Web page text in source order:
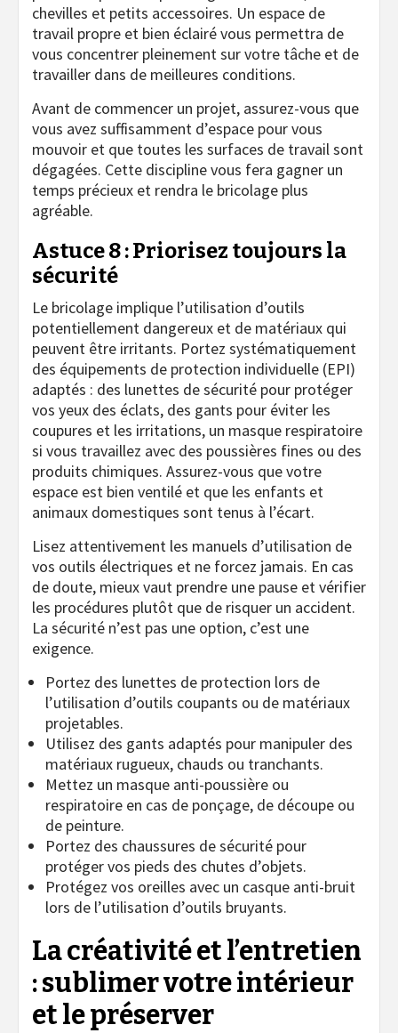
chevilles et petits accessoires. Un espace de
travail propre et bien éclairé vous permettra de
vous concentrer pleinement sur votre tâche et de
travailler dans de meilleures conditions.
Avant de commencer un projet, assurez-vous que
vous avez suffisamment d’espace pour vous
mouvoir et que toutes les surfaces de travail sont
dégagées. Cette discipline vous fera gagner un
temps précieux et rendra le bricolage plus
agréable.
Astuce 8 : Priorisez toujours la
sécurité
Le bricolage implique l’utilisation d’outils
potentiellement dangereux et de matériaux qui
peuvent être irritants. Portez systématiquement
des équipements de protection individuelle (EPI)
adaptés : des lunettes de sécurité pour protéger
vos yeux des éclats, des gants pour éviter les
coupures et les irritations, un masque respiratoire
si vous travaillez avec des poussières fines ou des
produits chimiques. Assurez-vous que votre
espace est bien ventilé et que les enfants et
animaux domestiques sont tenus à l’écart.
Lisez attentivement les manuels d’utilisation de
vos outils électriques et ne forcez jamais. En cas
de doute, mieux vaut prendre une pause et vérifier
les procédures plutôt que de risquer un accident.
La sécurité n’est pas une option, c’est une
exigence.
Portez des lunettes de protection lors de
l’utilisation d’outils coupants ou de matériaux
projetables.
Utilisez des gants adaptés pour manipuler des
matériaux rugueux, chauds ou tranchants.
Mettez un masque anti-poussière ou
respiratoire en cas de ponçage, de découpe ou
de peinture.
Portez des chaussures de sécurité pour
protéger vos pieds des chutes d’objets.
Protégez vos oreilles avec un casque anti-bruit
lors de l’utilisation d’outils bruyants.
La créativité et l’entretien
: sublimer votre intérieur
et le préserver